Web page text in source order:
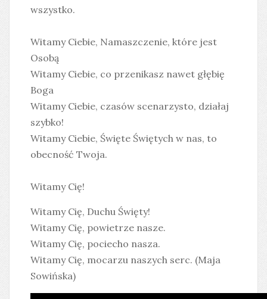
wszystko.
Witamy Ciebie, Namaszczenie, które jest
Osobą
Witamy Ciebie, co przenikasz nawet głębię
Boga
Witamy Ciebie, czasów scenarzysto, działaj
szybko!
Witamy Ciebie, Święte Świętych w nas, to
obecność Twoja.
Witamy Cię!
Witamy Cię, Duchu Święty!
Witamy Cię, powietrze nasze.
Witamy Cię, pociecho nasza.
Witamy Cię, mocarzu naszych serc. (Maja
Sowińska)